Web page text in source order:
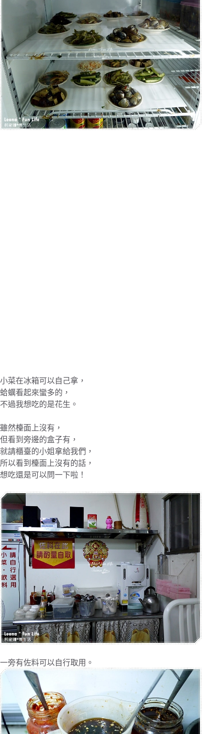
小菜在冰箱可以自己拿，
蛤蠣看起來蠻多的，
不過我想吃的是花生。
雖然檯面上沒有，
但看到旁邊的盒子有，
就請櫃臺的小姐拿給我們，
所以看到檯面上沒有的話，
想吃還是可以問一下啦！
一旁有佐料可以自行取用。